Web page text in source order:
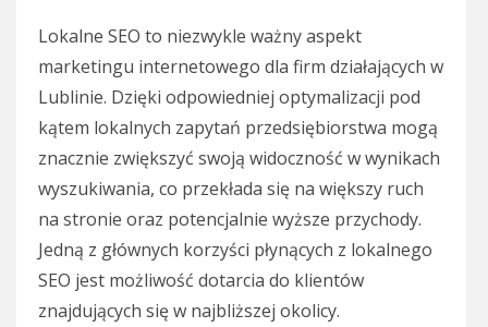
Lokalne SEO to niezwykle ważny aspekt
marketingu internetowego dla firm działających w
Lublinie. Dzięki odpowiedniej optymalizacji pod
kątem lokalnych zapytań przedsiębiorstwa mogą
znacznie zwiększyć swoją widoczność w wynikach
wyszukiwania, co przekłada się na większy ruch
na stronie oraz potencjalnie wyższe przychody.
Jedną z głównych korzyści płynących z lokalnego
SEO jest możliwość dotarcia do klientów
znajdujących się w najbliższej okolicy.